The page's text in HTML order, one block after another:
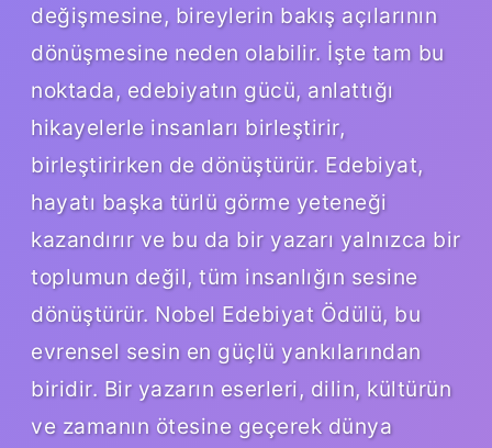
değişmesine, bireylerin bakış açılarının
dönüşmesine neden olabilir. İşte tam bu
noktada, edebiyatın gücü, anlattığı
hikayelerle insanları birleştirir,
birleştirirken de dönüştürür. Edebiyat,
hayatı başka türlü görme yeteneği
kazandırır ve bu da bir yazarı yalnızca bir
toplumun değil, tüm insanlığın sesine
dönüştürür. Nobel Edebiyat Ödülü, bu
evrensel sesin en güçlü yankılarından
biridir. Bir yazarın eserleri, dilin, kültürün
ve zamanın ötesine geçerek dünya